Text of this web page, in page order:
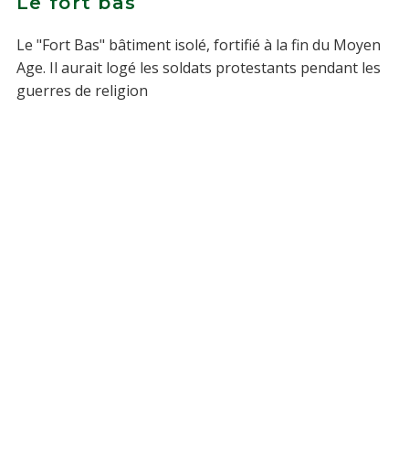
Le "Fort Bas" bâtiment isolé, fortifié à la fin du Moyen
Age. Il aurait logé les soldats protestants pendant les
guerres de religion